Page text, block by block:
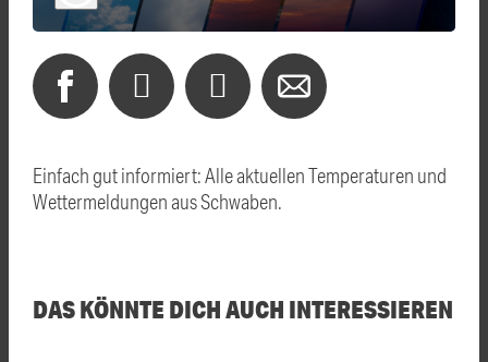
Einfach gut informiert: Alle aktuellen Temperaturen und
Wettermeldungen aus Schwaben.
DAS KÖNNTE DICH AUCH INTERESSIEREN